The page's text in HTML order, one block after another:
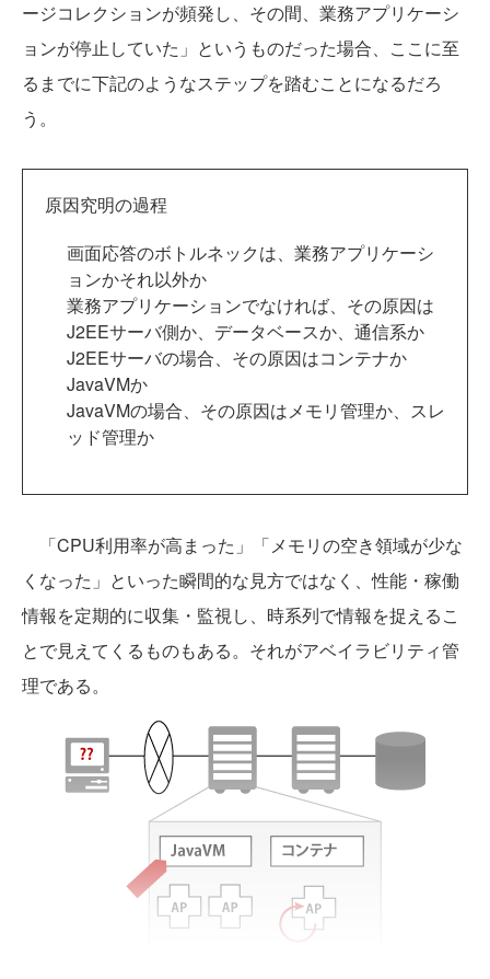
ージコレクションが頻発し、その間、業務アプリケーシ
ョンが停止していた」というものだった場合、ここに至
るまでに下記のようなステップを踏むことになるだろ
う。
原因究明の過程
画面応答のボトルネックは、業務アプリケーシ
ョンかそれ以外か
業務アプリケーションでなければ、その原因は
J2EEサーバ側か、データベースか、通信系か
J2EEサーバの場合、その原因はコンテナか
JavaVMか
JavaVMの場合、その原因はメモリ管理か、スレ
ッド管理か
「CPU利用率が高まった」「メモリの空き領域が少な
くなった」といった瞬間的な見方ではなく、性能・稼働
情報を定期的に収集・監視し、時系列で情報を捉えるこ
とで見えてくるものもある。それがアベイラビリティ管
理である。